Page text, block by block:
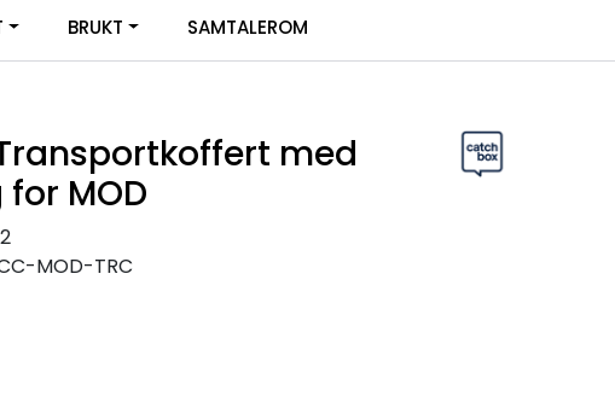
BRUKT SAMTALEROM
med
MOD
MOD-TRC